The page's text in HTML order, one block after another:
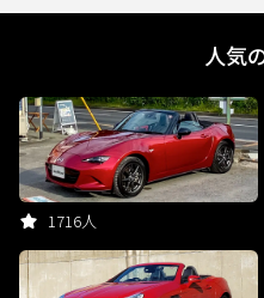
人気
1716人